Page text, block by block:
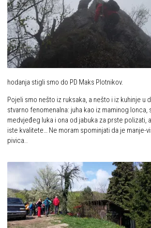
hodanja stigli smo do PD Maks Plotnikov.
Pojeli smo nešto iz ruksaka, a nešto i iz kuhinje u
stvarno fenomenalna: juha kao iz maminog lonca,
medvjeđeg luka i ona od jabuka za prste polizati,
iste kvalitete… Ne moram spominjati da je manje-
pivica..